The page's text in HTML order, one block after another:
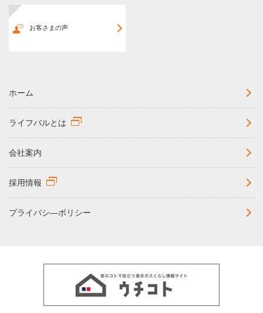
お客さまの声
ホーム
ライフバルとは
会社案内
採用情報
プライバシ―ポリシー